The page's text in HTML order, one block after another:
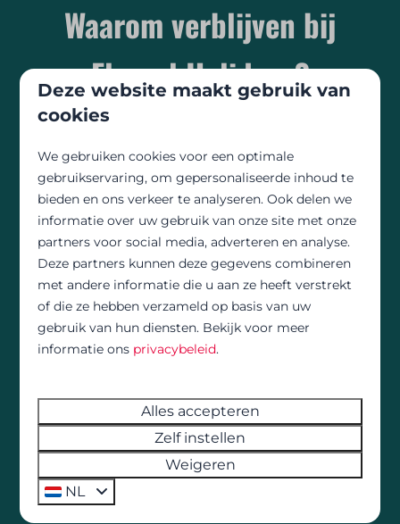
Waarom verblijven bij
Floreal Holidays?
Floreal Holidays is dé ideale keuze voor een
ontspannen staycation
in België. De
vakantieparken, campings en vakantiedorpen
bieden een ruime variatie aan accommodaties,
activiteiten en faciliteiten voor elk type reiziger.
Of je nu alleen reist, met je partner of met het
hele gezin: er is altijd een formule die bij je past.
kampeerplaatsen
Deze website maakt gebruik van
cookies
We gebruiken cookies voor een optimale
gebruikservaring, om gepersonaliseerde inhoud te
bieden en ons verkeer te analyseren. Ook delen we
informatie over uw gebruik van onze site met onze
partners voor social media, adverteren en analyse.
Deze partners kunnen deze gegevens combineren
met andere informatie die u aan ze heeft verstrekt
of die ze hebben verzameld op basis van uw
gebruik van hun diensten. Bekijk voor meer
informatie ons privacybeleid.
Alles accepteren
Zelf instellen
Weigeren
NL